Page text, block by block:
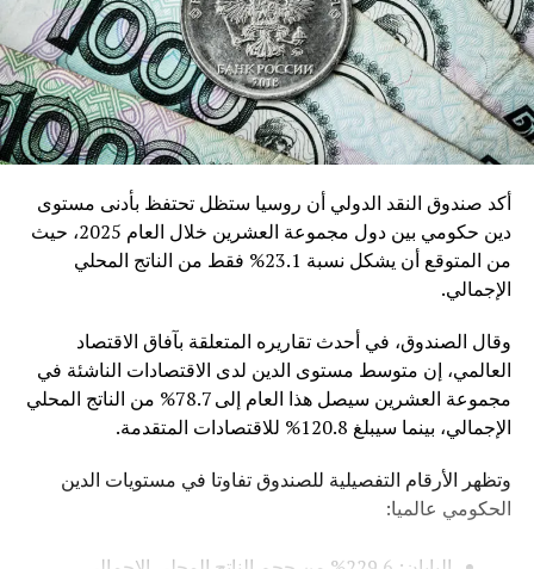
أكد صندوق النقد الدولي أن روسيا ستظل تحتفظ بأدنى مستوى
دين حكومي بين دول مجموعة العشرين خلال العام 2025، حيث
من المتوقع أن يشكل نسبة 23.1% فقط من الناتج المحلي
الإجمالي.
وقال الصندوق، في أحدث تقاريره المتعلقة بآفاق الاقتصاد
العالمي، إن متوسط ​​مستوى الدين لدى الاقتصادات الناشئة في
مجموعة العشرين سيصل هذا العام إلى 78.7% من الناتج المحلي
الإجمالي، بينما سيبلغ 120.8% للاقتصادات المتقدمة.
وتظهر الأرقام التفصيلية للصندوق تفاوتا في مستويات الدين
الحكومي عالميا: